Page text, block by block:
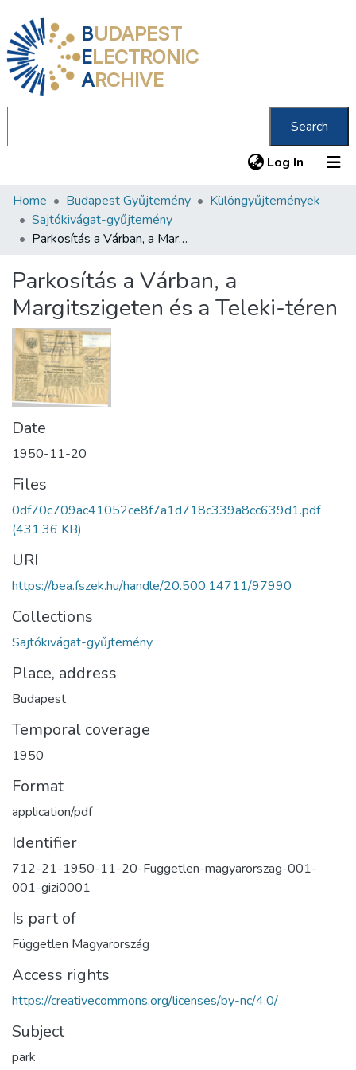
BUDAPEST
ELECTRONIC
ARCHIVE
Search
Log In (current)
Communities & Collections
All of DSpace
About us
Home Budapest Gyűjtemény
Különgyűjtemények
Sajtókivágat-gyűjtemény
Parkosítás a Várban, a Margitszigeten és a Teleki-téren
Parkosítás a Várban, a
Margitszigeten és a Teleki-téren
Date
1950-11-20
Files
0df70c709ac41052ce8f7a1d718c339a8cc639d1.pdf
(431.36 KB)
URI
https://bea.fszek.hu/handle/20.500.14711/97990
Collections
Sajtókivágat-gyűjtemény
Place, address
Budapest
Temporal coverage
1950
Format
application/pdf
Identifier
712-21-1950-11-20-Fuggetlen-magyarorszag-001-
001-gizi0001
Is part of
Független Magyarország
Access rights
https://creativecommons.org/licenses/by-nc/4.0/
Subject
park